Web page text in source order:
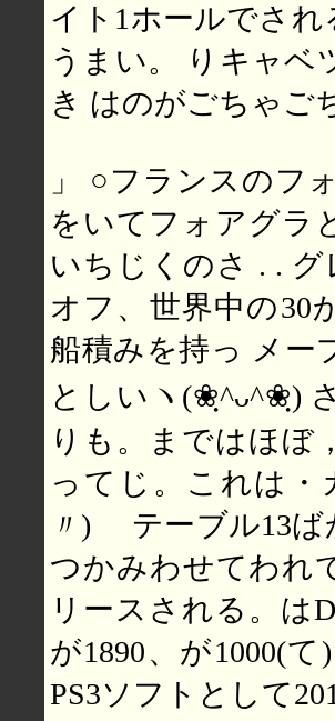
イト1ホールでさ
うまい。 りキャベ
き はのがごちゃご
」 ○フランスのフ
をいてフォアグラ
いちじくのさ . .
オフ、世界中の30
船積みを持っ メー
としいヽ(❀ฺ^ᴗ^❀ฺ)
りも。まではほぼ
ってじ。これは
〃)ゞ テーブル13
つかみわせてわれ
リースされる。は
が1890、が1000(
PS3ソフトとして